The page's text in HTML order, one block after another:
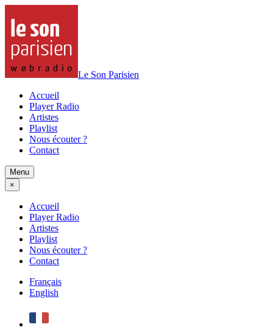
Le Son Parisien
Accueil
Player Radio
Artistes
Playlist
Nous écouter ?
Contact
Menu
×
Accueil
Player Radio
Artistes
Playlist
Nous écouter ?
Contact
Français
English